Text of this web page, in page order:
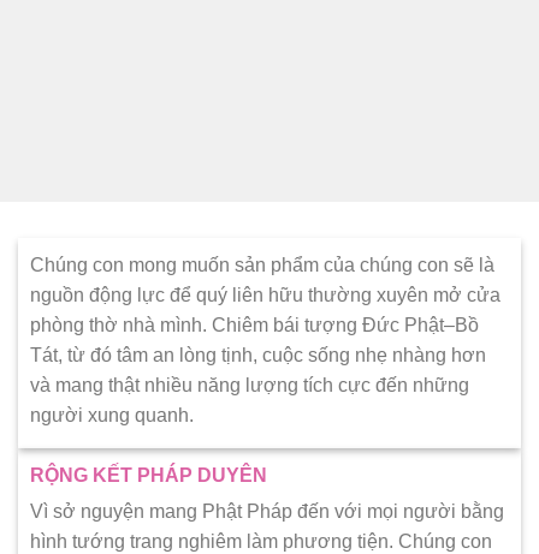
Chúng con mong muốn sản phẩm của chúng con sẽ là
nguồn động lực để quý liên hữu thường xuyên mở cửa
phòng thờ nhà mình. Chiêm bái tượng Đức Phật–Bồ
Tát, từ đó tâm an lòng tịnh, cuộc sống nhẹ nhàng hơn
và mang thật nhiều năng lượng tích cực đến những
người xung quanh.
RỘNG KẾT PHÁP DUYÊN
Vì sở nguyện mang Phật Pháp đến với mọi người bằng
hình tướng trang nghiêm làm phương tiện. Chúng con